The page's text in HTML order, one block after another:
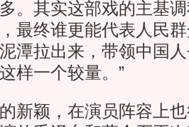
。其实这部戏的主基
最终谁更能代表人民
潭拉出来，带领中国
样一个较量。”
颖，在演员阵容上也